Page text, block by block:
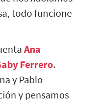
todo funcione
Ana
Ferrero.
y Pablo
y pensamos